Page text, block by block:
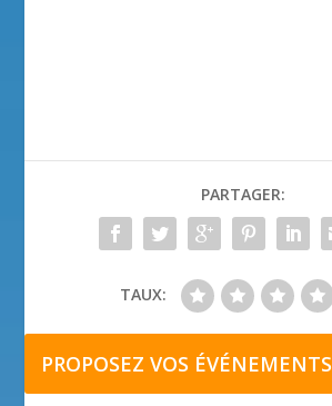
PARTAGER:
TAUX:
PROPOSEZ VOS ÉVÉNEMENTS